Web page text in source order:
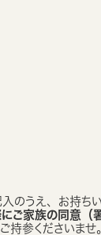
のうえ、お持ち
ご家族の同意（
持参くださいませ